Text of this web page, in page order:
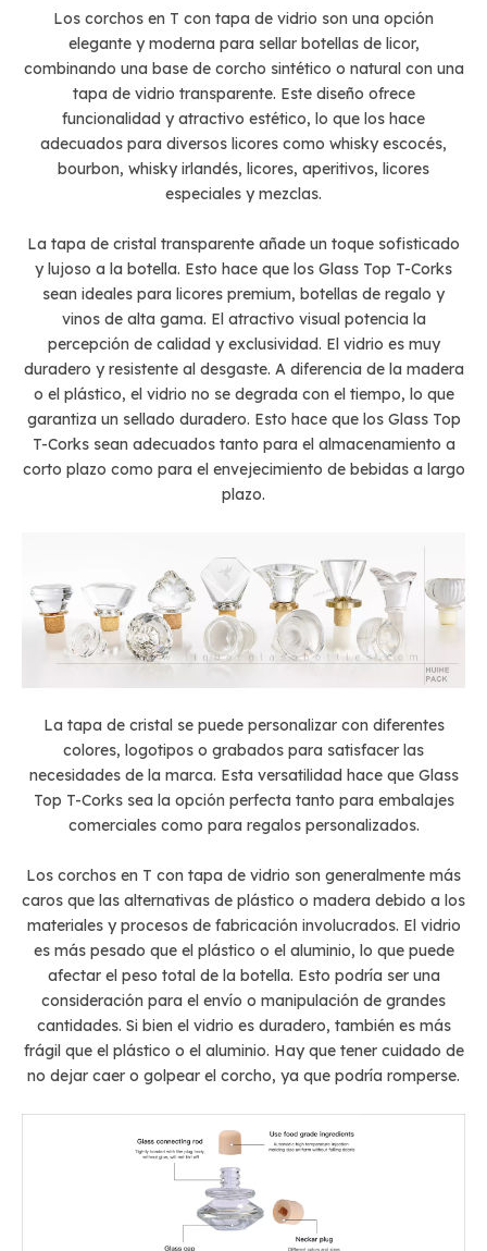
Los corchos en T con tapa de vidrio son una opción
elegante y moderna para sellar botellas de licor,
combinando una base de corcho sintético o natural con una
tapa de vidrio transparente. Este diseño ofrece
funcionalidad y atractivo estético, lo que los hace
adecuados para diversos licores como whisky escocés,
bourbon, whisky irlandés, licores, aperitivos, licores
especiales y mezclas.
La tapa de cristal transparente añade un toque sofisticado
y lujoso a la botella. Esto hace que los Glass Top T-Corks
sean ideales para licores premium, botellas de regalo y
vinos de alta gama. El atractivo visual potencia la
percepción de calidad y exclusividad. El vidrio es muy
duradero y resistente al desgaste. A diferencia de la madera
o el plástico, el vidrio no se degrada con el tiempo, lo que
garantiza un sellado duradero. Esto hace que los Glass Top
T-Corks sean adecuados tanto para el almacenamiento a
corto plazo como para el envejecimiento de bebidas a largo
plazo.
La tapa de cristal se puede personalizar con diferentes
colores, logotipos o grabados para satisfacer las
necesidades de la marca. Esta versatilidad hace que Glass
Top T-Corks sea la opción perfecta tanto para embalajes
comerciales como para regalos personalizados.
Los corchos en T con tapa de vidrio son generalmente más
caros que las alternativas de plástico o madera debido a los
materiales y procesos de fabricación involucrados. El vidrio
es más pesado que el plástico o el aluminio, lo que puede
afectar el peso total de la botella. Esto podría ser una
consideración para el envío o manipulación de grandes
cantidades. Si bien el vidrio es duradero, también es más
frágil que el plástico o el aluminio. Hay que tener cuidado de
no dejar caer o golpear el corcho, ya que podría romperse.